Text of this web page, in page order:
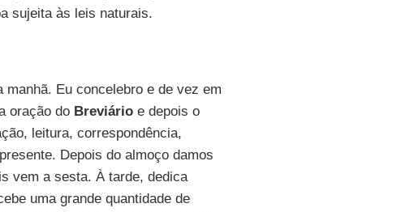
sujeita às leis naturais.
Eu concelebro e de vez em
oração do Breviárioe depois o
leitura, correspondência,
Depois do almoço damos
vem a sesta. À tarde, dedica
uma grande quantidade de